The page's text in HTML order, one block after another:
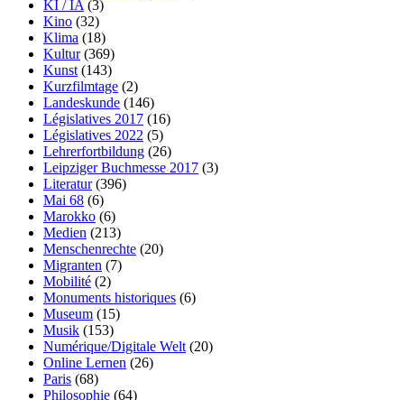
KI / IA (3)
Kino (32)
Klima (18)
Kultur(369)
Kunst (143)
Kurzfilmtage (2)
Landeskunde (146)
Législatives 2017 (16)
Législatives 2022 (5)
Lehrerfortbildung (26)
Leipziger Buchmesse 2017 (3)
Literatur(396)
Mai 68 (6)
Marokko (6)
Medien (213)
Menschenrechte (20)
Migranten (7)
Mobilité (2)
Monuments historiques (6)
Museum (15)
Musik (153)
Numérique/Digitale Welt (20)
Online Lernen (26)
Paris (68)
Philosophie (64)